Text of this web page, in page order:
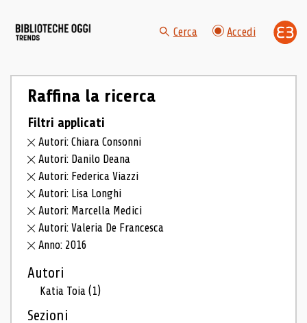
Cerca Accedi
Raffina la ricerca
Filtri applicati
Autori: Chiara Consonni
Autori: Danilo Deana
Autori: Federica Viazzi
Autori: Lisa Longhi
Autori: Marcella Medici
Autori: Valeria De Francesca
Anno: 2016
Autori
Katia Toia(1)
Sezioni